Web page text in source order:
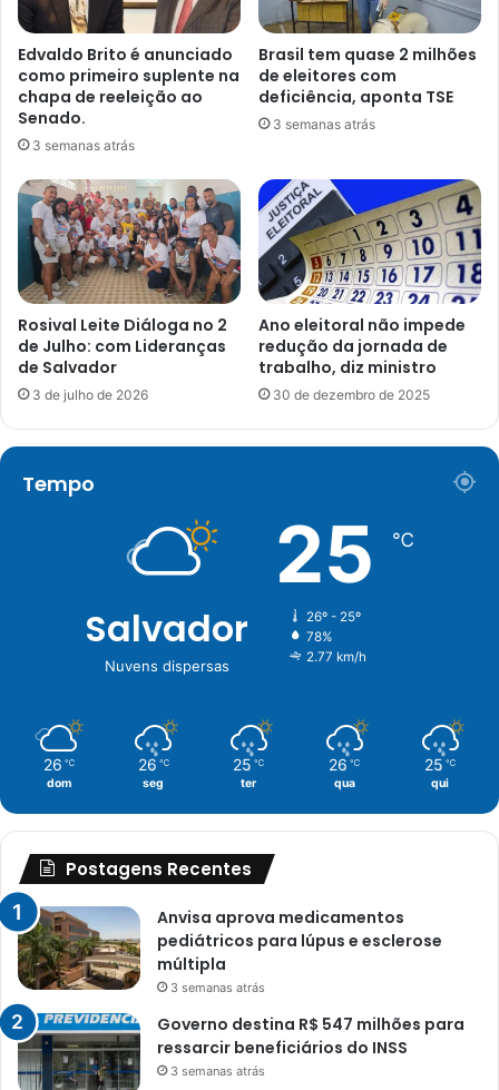
Edvaldo Brito é anunciado
como primeiro suplente na
chapa de reeleição ao
Senado.
3 semanas atrás
Brasil tem quase 2 milhões
de eleitores com
deficiência, aponta TSE
3 semanas atrás
Rosival Leite Diáloga no 2
de Julho: com Lideranças
de Salvador
3 de julho de 2026
Ano eleitoral não impede
redução da jornada de
trabalho, diz ministro
30 de dezembro de 2025
Tempo
Salvador
Nuvens dispersas
25 ℃
26º - 25º
78%
2.77 km/h
26 ℃
dom
26 ℃
seg
25 ℃
ter
26 ℃
qua
25 ℃
qui
Postagens Recentes
Anvisa aprova medicamentos
pediátricos para lúpus e esclerose
múltipla
3 semanas atrás
Governo destina R$ 547 milhões para
ressarcir beneficiários do INSS
3 semanas atrás